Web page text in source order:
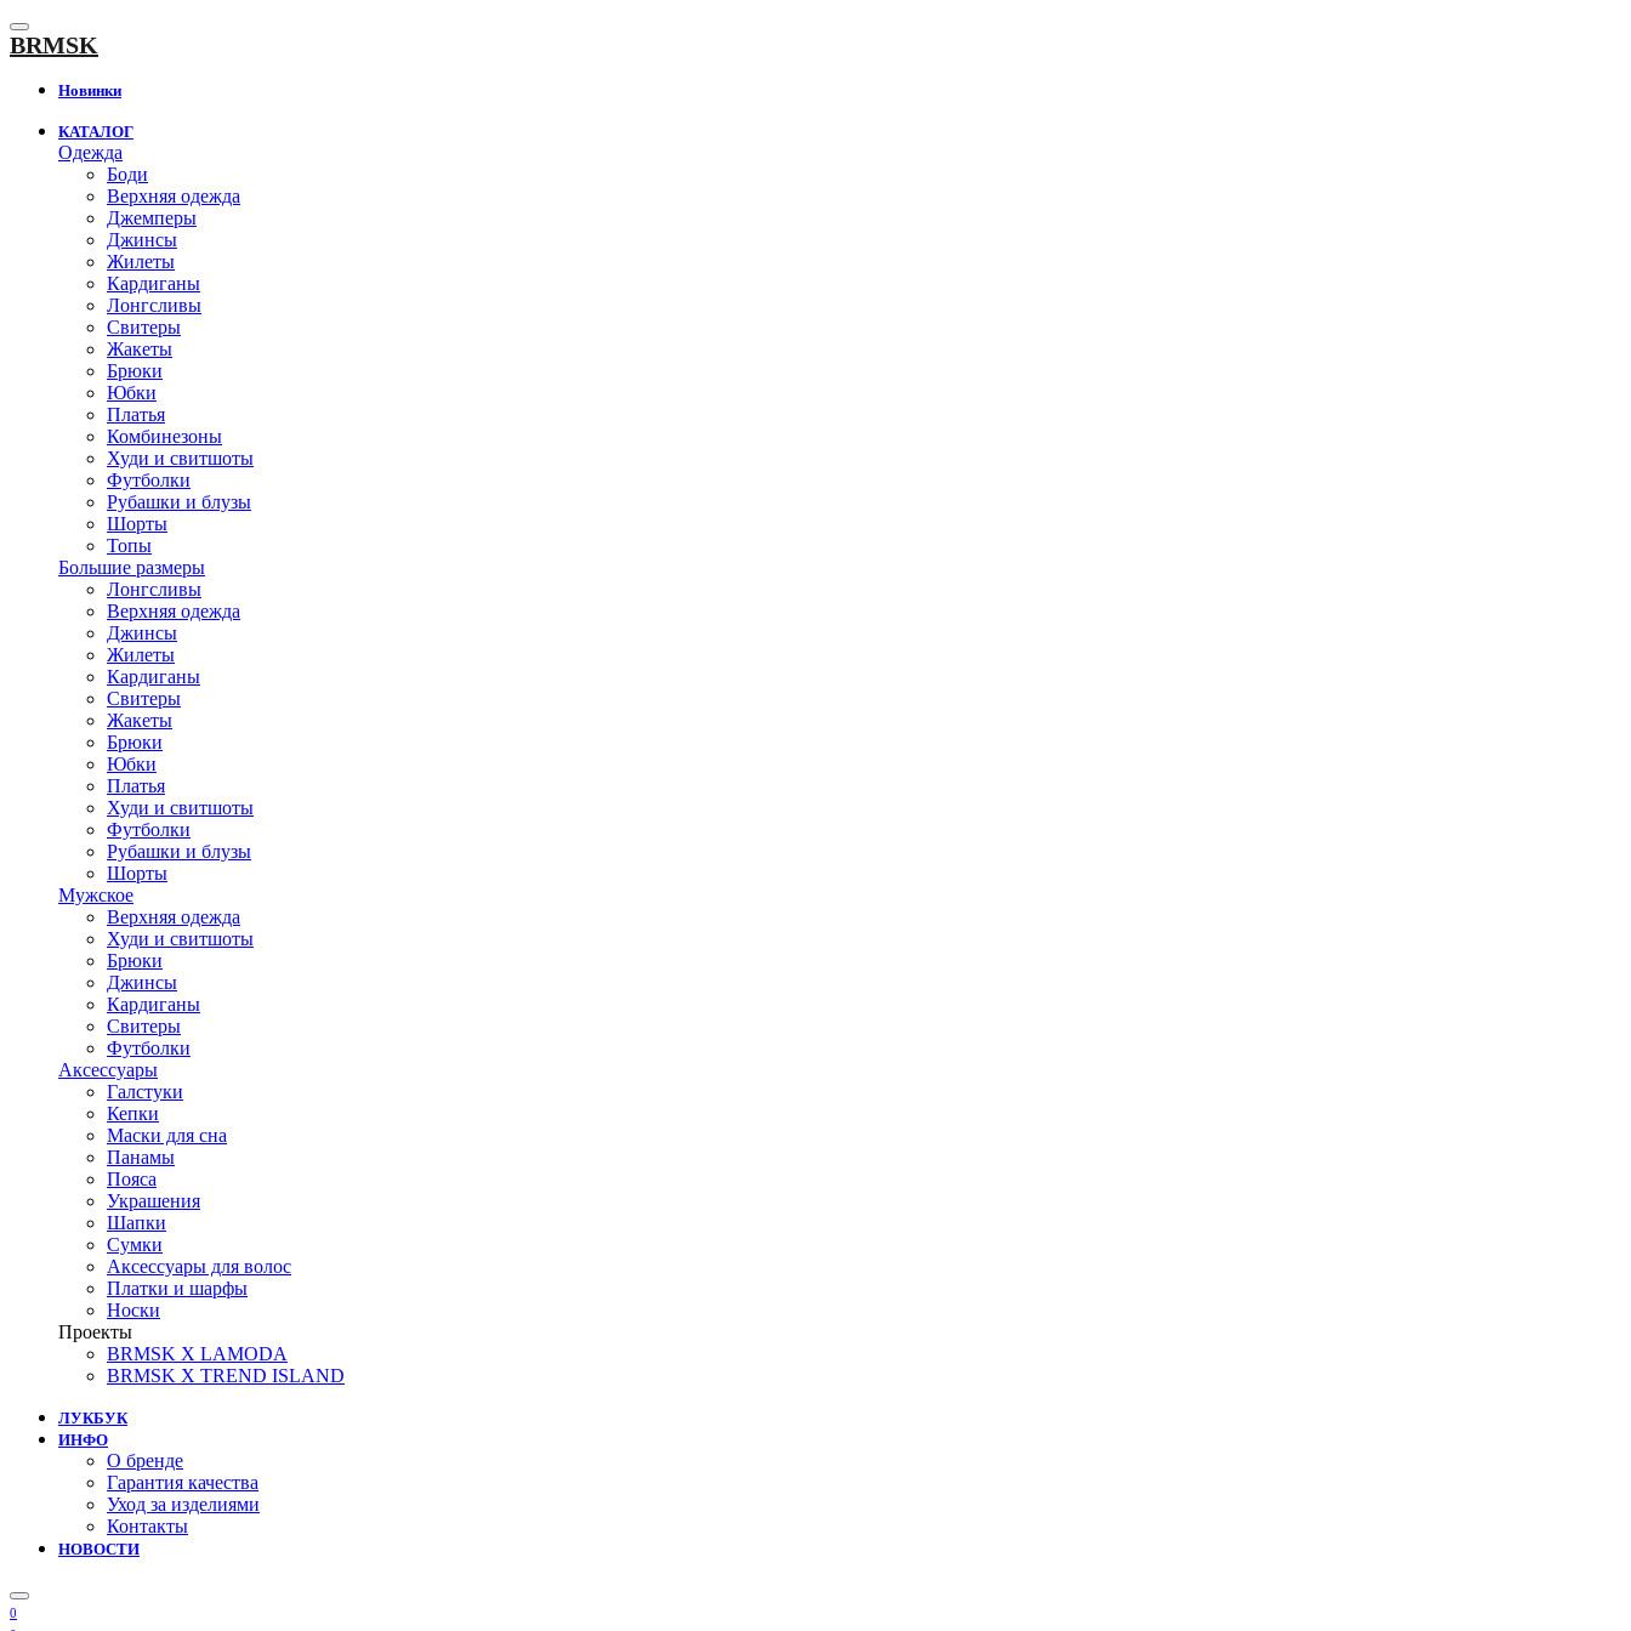
К
содержанию
BRMSK
Новинки
КАТАЛОГ
Одежда
Боди
Верхняя одежда
Джемперы
Джинсы
Жилеты
Кардиганы
Лонгсливы
Свитеры
Жакеты
Брюки
Юбки
Платья
Комбинезоны
Худи и свитшоты
Футболки
Рубашки и блузы
Шорты
Топы
Большие размеры
Лонгсливы
Верхняя одежда
Джинсы
Жилеты
Кардиганы
Свитеры
Жакеты
Брюки
Юбки
Платья
Худи и свитшоты
Футболки
Рубашки и блузы
Шорты
Мужское
Верхняя одежда
Худи и свитшоты
Брюки
Джинсы
Кардиганы
Свитеры
Футболки
Аксессуары
Галстуки
Кепки
Маски для сна
Панамы
Пояса
Украшения
Шапки
Сумки
Аксессуары для волос
Платки и шарфы
Носки
Проекты
BRMSK X LAMODA
BRMSK X TREND ISLAND
ЛУКБУК
ИНФО
О бренде
Гарантия качества
Уход за изделиями
Контакты
НОВОСТИ
0